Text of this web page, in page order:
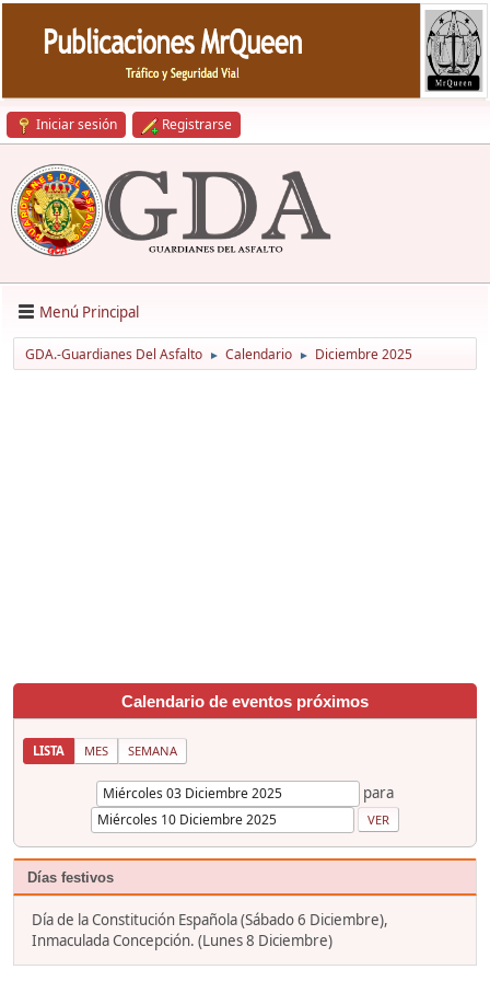
Iniciar sesión Registrarse
Menú Principal
GDA.-Guardianes Del Asfalto ► Calendario ► Diciembre 2025
Calendario de eventos próximos
LISTA MES SEMANA
para
Días festivos
Día de la Constitución Española (Sábado 6 Diciembre),
Inmaculada Concepción. (Lunes 8 Diciembre)